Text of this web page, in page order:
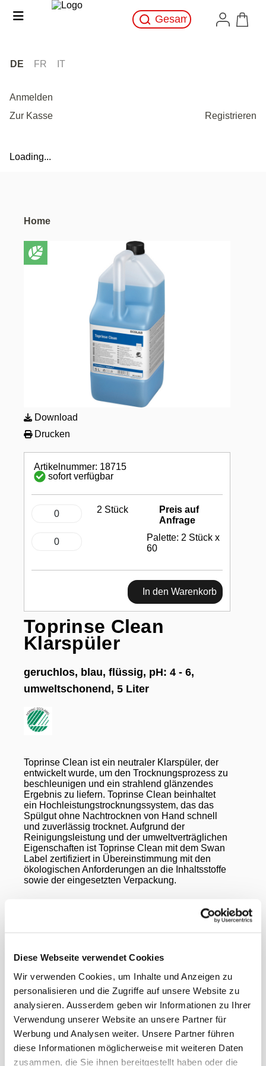
Diese Webseite verwendet Cookies
Wir verwenden Cookies, um Inhalte und Anzeigen zu
personalisieren und die Zugriffe auf unsere Website zu
analysieren. Ausserdem geben wir Informationen zu Ihrer
Verwendung unserer Website an unsere Partner für
Werbung und Analysen weiter. Unsere Partner führen
diese Informationen möglicherweise mit weiteren Daten
zusammen, die Sie ihnen bereitgestellt haben oder die
DE FR IT
Anmelden
Zur Kasse
Registrieren
Loading...
Home
Download
Drucken
Toprinse Clean
Klarspüler
geruchlos, blau, flüssig, pH: 4 - 6,
umweltschonend, 5 Liter
Toprinse Clean ist ein neutraler Klarspüler, der
entwickelt wurde, um den Trocknungsprozess zu
beschleunigen und ein strahlend glänzendes
Ergebnis zu liefern. Toprinse Clean beinhaltet
ein Hochleistungstrocknungssystem, das das
Spülgut ohne Nachtrocknen von Hand schnell
und zuverlässig trocknet. Aufgrund der
Reinigungsleistung und der umweltverträglichen
Eigenschaften ist Toprinse Clean mit dem Swan
Label zertifiziert in Übereinstimmung mit den
ökologischen Anforderungen an die Inhaltsstoffe
sowie der eingesetzten Verpackung.
keine Trocknung von Hand
umweltverträglichen Eigenschaften
Anwendungsbereiche:
Artikelnummer: 18715
sofort verfügbar
2 Stück
Preis auf
Anfrage
Palette: 2 Stück x
60
In den Warenkorb